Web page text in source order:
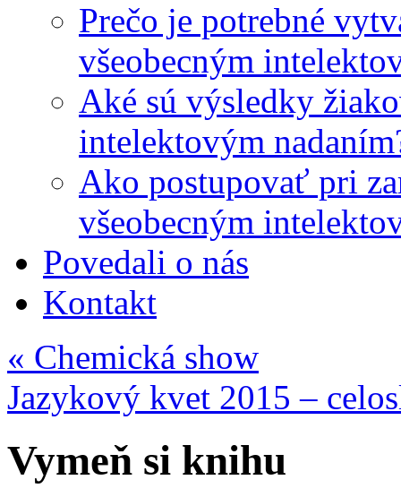
Prečo je potrebné
všeobecným
Aké sú výsledky
intelektovým
Ako postupovať pri
všeobecným
Povedali o nás
Kontakt
« Chemická show
Jazykový kvet 2015 –
Vymeň si knihu